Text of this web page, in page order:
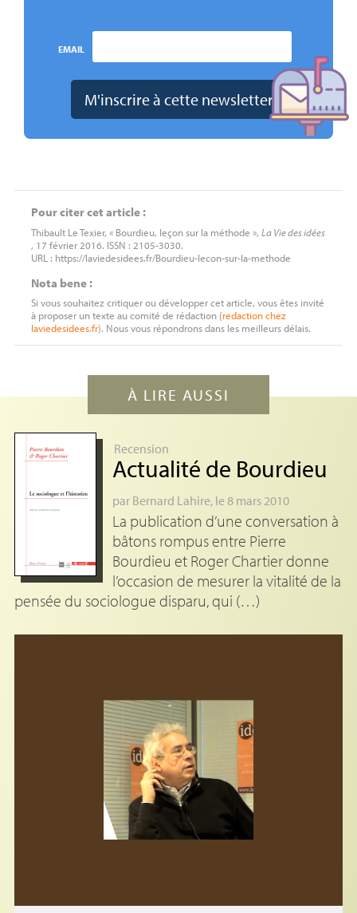
EMAIL
Pour citer cet article :
Thibault Le Texier, « Bourdieu, leçon sur la méthode », La Vie des idées
, 17 février 2016. ISSN : 2105-3030.
URL : https://laviedesidees.fr/Bourdieu-lecon-sur-la-methode
Nota bene :
Si vous souhaitez critiquer ou développer cet article, vous êtes invité
à proposer un texte au comité de rédaction (redactionchez
laviedesidees.fr). Nous vous répondrons dans les meilleurs délais.
À LIRE AUSSI
Recension
Actualité de Bourdieu
par Bernard Lahire, le 8 mars 2010
La publication d’une conversation à
bâtons rompus entre Pierre
Bourdieu et Roger Chartier donne
l’occasion de mesurer la vitalité de la
pensée du sociologue disparu, qui (…)